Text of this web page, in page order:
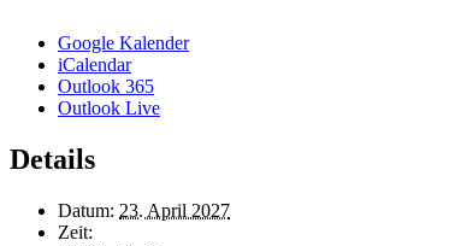
Google Kalender
iCalendar
Outlook 365
Outlook Live
Details
Datum: 23. April 2027
Zeit: